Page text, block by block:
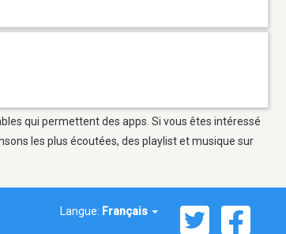
qui permettent des apps. Si vous êtes intéressé
les plus écoutées, des playlist et musique sur
Langue: Français